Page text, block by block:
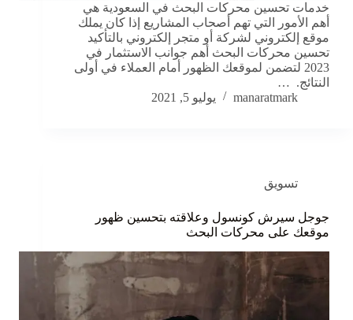
خدمات تحسين محركات البحث في السعودية هي
أهم الأمور التي تهم أصحاب المشاريع إذا كان يملك
موقع إلكتروني لشركة أو متجر إلكتروني بالتأكيد
تحسين محركات البحث أهم جوانب الاستثمار في
2023 لتضمن لموقعك الظهور أمام العملاء في أولى
النتائج. …
manaratmark
يوليو 5, 2021
تسويق
جوجل سيرش كونسول وعلاقته بتحسين ظهور
موقعك على محركات البحث